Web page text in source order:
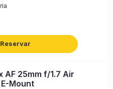
Reservar
AF 25mm f/1.7 Air
Mount